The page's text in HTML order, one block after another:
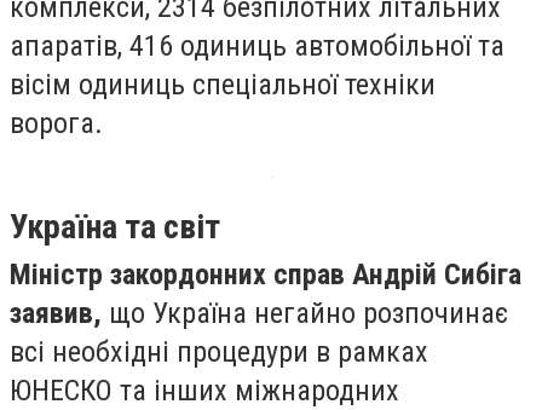
комплекси, 2314 безпілотних літальних
апаратів, 416 одиниць автомобільної та
вісім одиниць спеціальної техніки
ворога.
Україна та світ
Міністр закордонних справ Андрій Сибіга
заявив, що Україна негайно розпочинає
всі необхідні процедури в рамках
ЮНЕСКО та інших міжнародних